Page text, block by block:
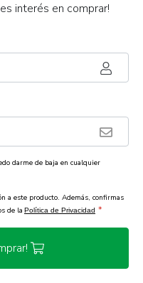
interés en comprar!
darme de baja en cualquier
a este producto. Además, confirmas
de la Política de Privacidad *